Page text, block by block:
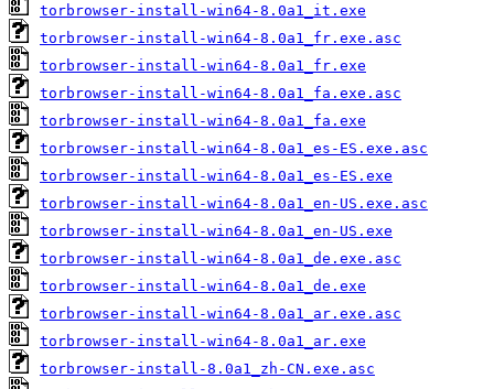
torbrowser-install-win64-8.0a1_it.exe
torbrowser-install-win64-8.0a1_fr.exe.asc
torbrowser-install-win64-8.0a1_fr.exe
torbrowser-install-win64-8.0a1_fa.exe.asc
torbrowser-install-win64-8.0a1_fa.exe
torbrowser-install-win64-8.0a1_es-ES.exe.asc
torbrowser-install-win64-8.0a1_es-ES.exe
torbrowser-install-win64-8.0a1_en-US.exe.asc
torbrowser-install-win64-8.0a1_en-US.exe
torbrowser-install-win64-8.0a1_de.exe.asc
torbrowser-install-win64-8.0a1_de.exe
torbrowser-install-win64-8.0a1_ar.exe.asc
torbrowser-install-win64-8.0a1_ar.exe
torbrowser-install-8.0a1_zh-CN.exe.asc